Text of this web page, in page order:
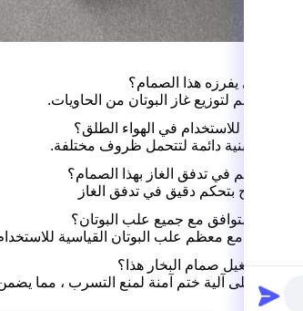
الغاز الذي يفرزه هذا الصمام؟
مصمم لتوزيع غاز البوتان من الحاويات.
متين للاستخدام في الهواء الطلق؟
تمتلك بنية دائمة لتتحمل ظروف مختلفة.
التحكم في تدفق الغاز بهذا الصمام؟
إنه يسمح بتحكم دقيق في تدفق الغاز
الصمام متوافق مع جميع علب البوتان؟
متوافق مع معظم علب البوتان القياسية
أمان تشغيل صمام البخار هذا؟
الصمام على آلية ختم آمنة لمنع التسرب ، مما